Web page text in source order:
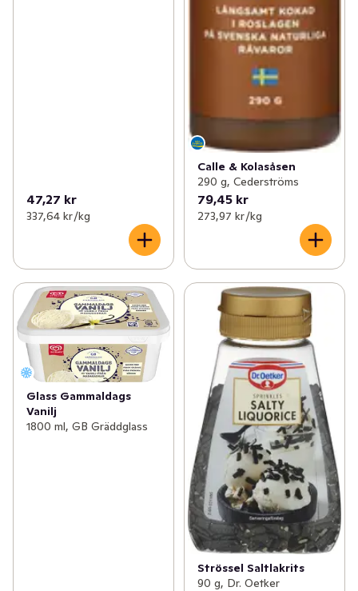
47,27 kr
337,64 kr /kg
Calle & Kolasåsen
290 g, Cederströms
79,45 kr
273,97 kr /kg
Glass Gammaldags
Vanilj
1800 ml, GB Gräddglass
Strössel Saltlakrits
90 g, Dr. Oetker